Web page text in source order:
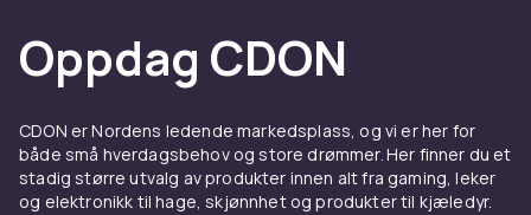
modellen. Oversized modeller gir streetwear-
look. Slim fit gir en mer nedtonet silhuett.
Halvglidelås tilbyr temperaturregulering.
Materiale og kvalitet
Oppdag CDON
CDON er Nordens ledende markedsplass, og vi er her for
både små hverdagsbehov og store drømmer. Her finner du et
stadig større utvalg av produkter innen alt fra gaming, leker
og elektronikk til hage, skjønnhet og produkter til kjæledyr.